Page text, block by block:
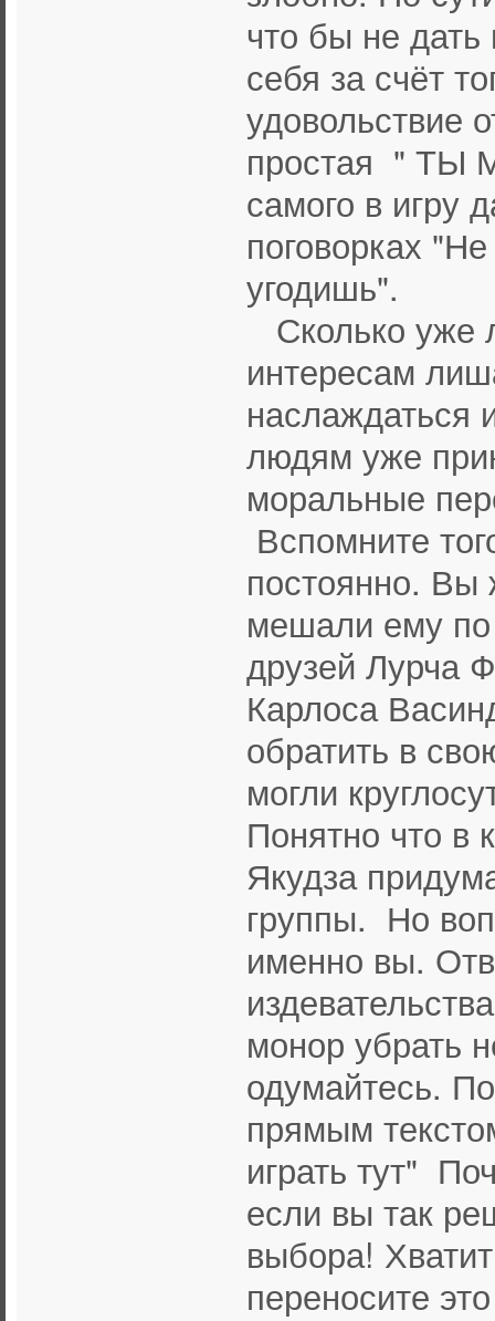
что бы не дать
себя за счёт
удовольствие
простая " ТЫ
самого в игру
поговорках
угодишь".
Сколько уже
интересам
наслаждаться
людям уже
моральные
Вспомните
постоянно. Вы
мешали ему по
друзей Лурча
Карлоса
обратить в
могли
Понятно что в
Якудза
группы. Но
именно вы.
монор убрать
одумайтесь.
прямым
играть тут"
если вы так
выбора!
переносите